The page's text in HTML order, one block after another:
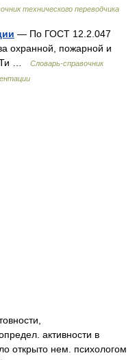
технического переводчика
— По ГОСТ 12.2.047
охранной, пожарной и
Ти …
Словарь-справочник
активности в
открыто нем. психологом